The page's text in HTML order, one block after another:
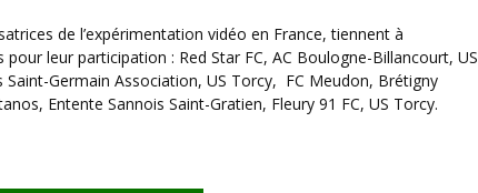
leur participation : Red Star FC, AC Boulogne-Billancourt, US
Saint-Germain Association, US Torcy, FC Meudon, Brétigny
Entente Sannois Saint-Gratien, Fleury 91 FC, US Torcy.